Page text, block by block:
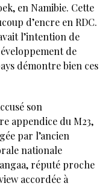
en Namibie. Cette
d’encre en RDC.
l’intention de
de
démontre bien ces
son
appendice du M23,
par l’ancien
nationale
réputé proche
accordée à